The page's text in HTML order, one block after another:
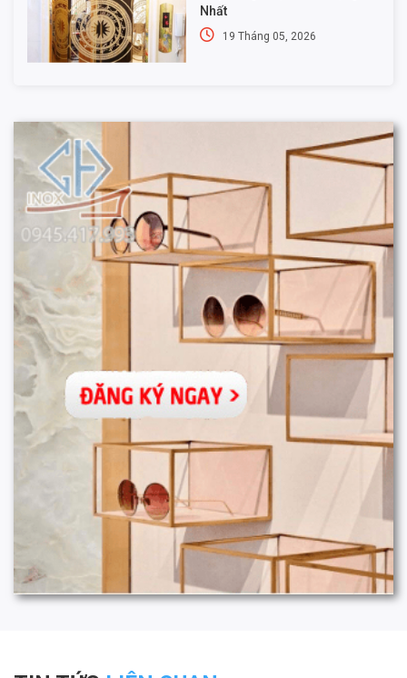
Nhất
19 Tháng 05, 2026